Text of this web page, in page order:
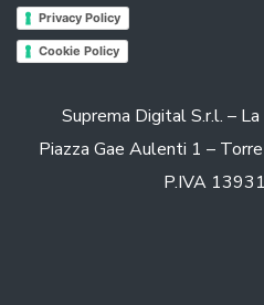
Privacy Policy
Cookie Policy
Suprema Digital S.r.l. –
Piazza Gae Aulenti 1 –
P.IVA